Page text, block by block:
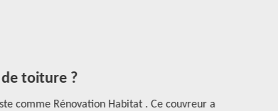
toiture ?
comme Rénovation Habitat . Ce couvreur a